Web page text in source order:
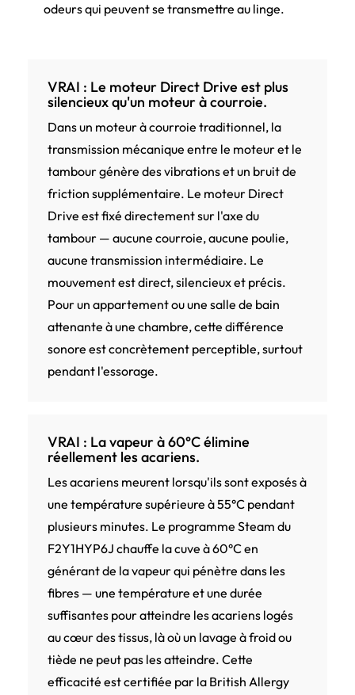
odeurs qui peuvent se transmettre au linge.
VRAI : Le moteur Direct Drive est plus
silencieux qu'un moteur à courroie.
Dans un moteur à courroie traditionnel, la
transmission mécanique entre le moteur et le
tambour génère des vibrations et un bruit de
friction supplémentaire. Le moteur Direct
Drive est fixé directement sur l'axe du
tambour — aucune courroie, aucune poulie,
aucune transmission intermédiaire. Le
mouvement est direct, silencieux et précis.
Pour un appartement ou une salle de bain
attenante à une chambre, cette différence
sonore est concrètement perceptible, surtout
pendant l'essorage.
VRAI : La vapeur à 60°C élimine
réellement les acariens.
Les acariens meurent lorsqu'ils sont exposés à
une température supérieure à 55°C pendant
plusieurs minutes. Le programme Steam du
F2Y1HYP6J chauffe la cuve à 60°C en
générant de la vapeur qui pénètre dans les
fibres — une température et une durée
suffisantes pour atteindre les acariens logés
au cœur des tissus, là où un lavage à froid ou
tiède ne peut pas les atteindre. Cette
efficacité est certifiée par la British Allergy